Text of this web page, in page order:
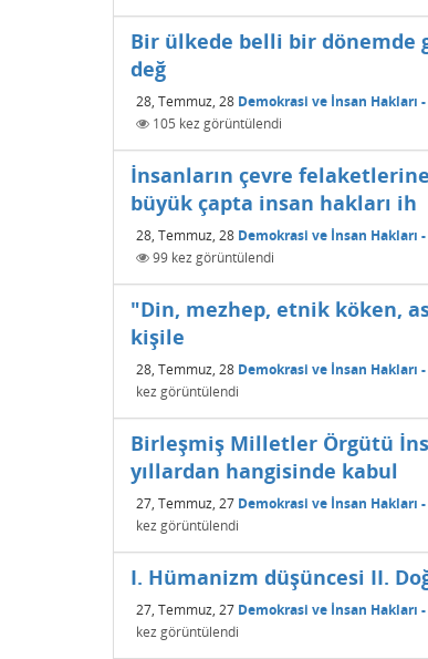
Bir ülkede belli bir dönemde
değ
28, Temmuz, 28 Demokrasi ve İnsan Hakları
105 kez görüntülendi
İnsanların çevre
büyük çapta insan hakları ih
28, Temmuz, 28 Demokrasi ve İnsan Hakları
99 kez görüntülendi
"Din, mezhep, etnik köken,
kişile
28, Temmuz, 28 Demokrasi ve İnsan Hakları
kez görüntülendi
Birleşmiş Milletler Örgütü
yıllardan hangisinde kabul
27, Temmuz, 27 Demokrasi ve İnsan Hakları
kez görüntülendi
I. Hümanizm düşüncesi II.
27, Temmuz, 27 Demokrasi ve İnsan Hakları
kez görüntülendi